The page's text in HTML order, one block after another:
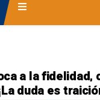
a la fidelidad,
duda es